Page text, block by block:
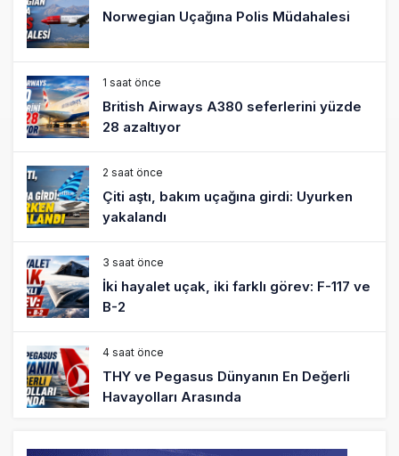
Norwegian Uçağına Polis Müdahalesi
1 saat önce
British Airways A380 seferlerini yüzde
28 azaltıyor
2 saat önce
Çiti aştı, bakım uçağına girdi: Uyurken
yakalandı
3 saat önce
İki hayalet uçak, iki farklı görev: F-117 ve
B-2
4 saat önce
THY ve Pegasus Dünyanın En Değerli
Havayolları Arasında